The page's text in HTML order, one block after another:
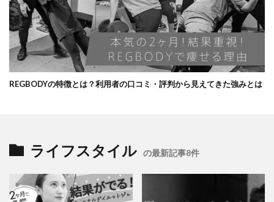
REGBODYの特徴とは？利用者の口コミ・評判から見えてきた強みとは
ライフスタイル の最新記事8件